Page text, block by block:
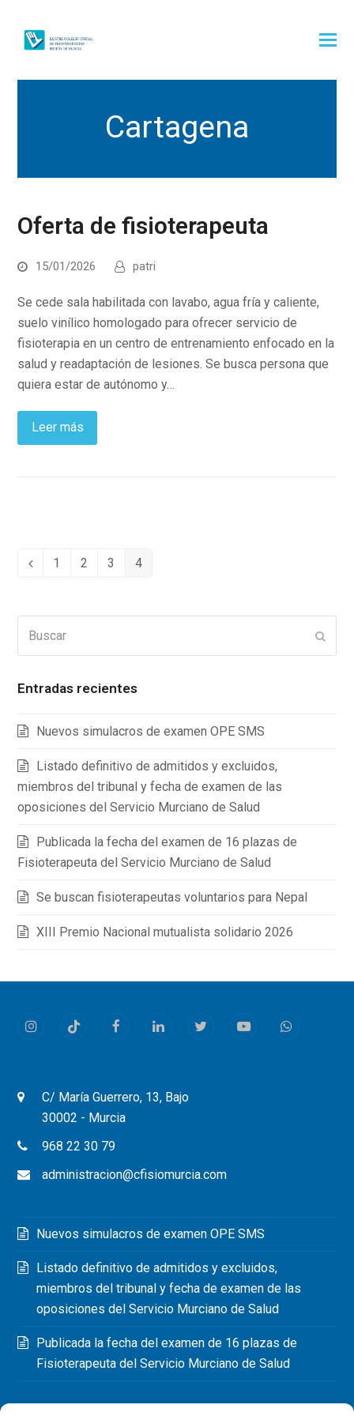
Cartagena
Oferta de fisioterapeuta
15/01/2026 patri
Se cede sala habilitada con lavabo, agua fría y caliente,
suelo vinílico homologado para ofrecer servicio de
fisioterapia en un centro de entrenamiento enfocado en la
salud y readaptación de lesiones. Se busca persona que
quiera estar de autónomo y…
Leer más
AnteriorPage
1 Page
2 Page
3 Page
4
Entradas recientes
Nuevos simulacros de examen OPE SMS
Listado definitivo de admitidos y excluidos,
miembros del tribunal y fecha de examen de las
oposiciones del Servicio Murciano de Salud
Publicada la fecha del examen de 16 plazas de
Fisioterapeuta del Servicio Murciano de Salud
Se buscan fisioterapeutas voluntarios para Nepal
XIII Premio Nacional mutualista solidario 2026
InstagramTiktok FacebookLinkedInTwitterYoutubeWhatsapp
C/ María Guerrero, 13, Bajo
30002 - Murcia
968 22 30 79
administracion@cfisiomurcia.com
Nuevos simulacros de examen OPE SMS
Listado definitivo de admitidos y excluidos,
miembros del tribunal y fecha de examen de las
oposiciones del Servicio Murciano de Salud
Publicada la fecha del examen de 16 plazas de
Fisioterapeuta del Servicio Murciano de Salud